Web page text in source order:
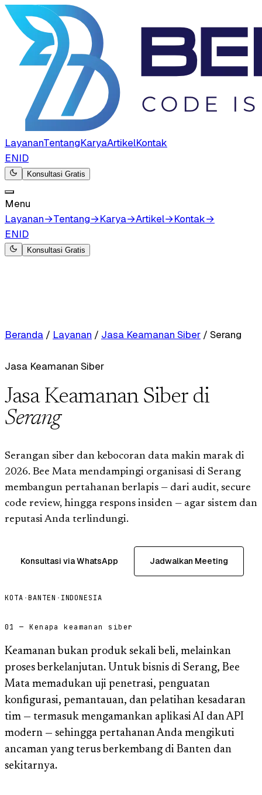
LayananTentangKaryaArtikelKontak
ENID
Konsultasi Gratis
Menu
Layanan→Tentang→Karya→Artikel→Kontak→
ENID
Konsultasi Gratis
Beranda / Layanan / Jasa Keamanan Siber / Serang
Jasa Keamanan Siber
Jasa Keamanan Siber di
Serang
Serangan siber dan kebocoran data makin marak di
2026. Bee Mata mendampingi organisasi di Serang
membangun pertahanan berlapis — dari audit, secure
code review, hingga respons insiden — agar sistem dan
reputasi Anda terlindungi.
Konsultasi via WhatsApp Jadwalkan Meeting
KOTA ·BANTEN · INDONESIA
01 — Kenapa keamanan siber
Keamanan bukan produk sekali beli, melainkan
proses berkelanjutan. Untuk bisnis di Serang, Bee
Mata memadukan uji penetrasi, penguatan
konfigurasi, pemantauan, dan pelatihan kesadaran
tim — termasuk mengamankan aplikasi AI dan API
modern — sehingga pertahanan Anda mengikuti
ancaman yang terus berkembang di Banten dan
sekitarnya.